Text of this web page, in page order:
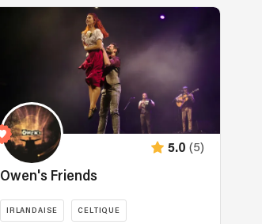
5.0 (5)
Owen's Friends
IRLANDAISE CELTIQUE